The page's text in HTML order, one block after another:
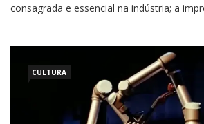
consagrada e essencial na indústria; a
Mas dá para melhorar as duas, e melhorar
CULTURA